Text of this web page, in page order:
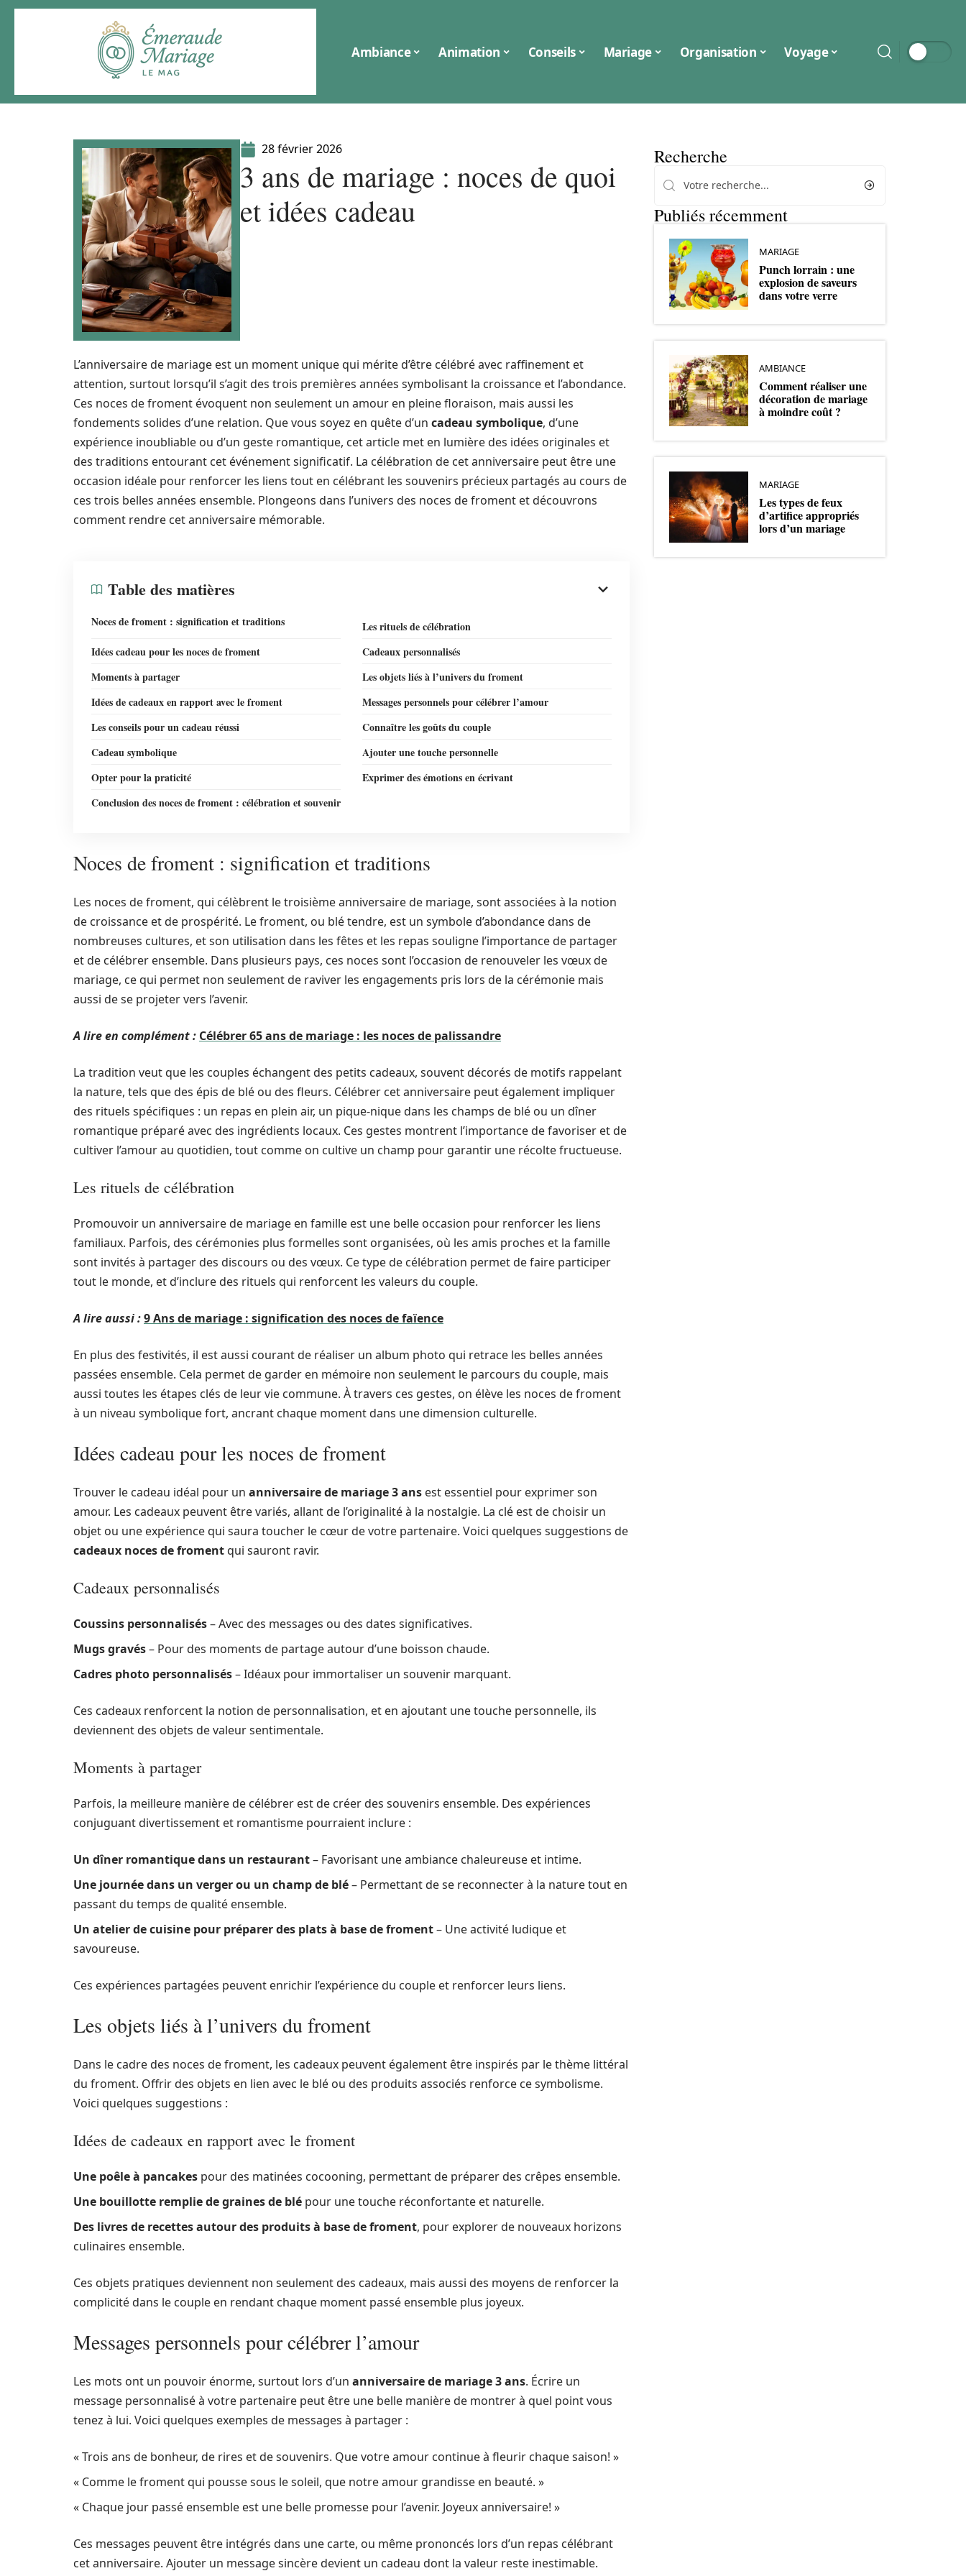
Ambiance Animation Conseils Mariage Organisation Voyage
28 février 2026
3 ans de mariage : noces de quoi
et idées cadeau
L’anniversaire de mariage est un moment unique qui mérite d’être célébré avec raffinement et
attention, surtout lorsqu’il s’agit des trois premières années symbolisant la croissance et l’abondance.
Ces noces de froment évoquent non seulement un amour en pleine floraison, mais aussi les
fondements solides d’une relation. Que vous soyez en quête d’un cadeau symbolique, d’une
expérience inoubliable ou d’un geste romantique, cet article met en lumière des idées originales et
des traditions entourant cet événement significatif. La célébration de cet anniversaire peut être une
occasion idéale pour renforcer les liens tout en célébrant les souvenirs précieux partagés au cours de
ces trois belles années ensemble. Plongeons dans l’univers des noces de froment et découvrons
comment rendre cet anniversaire mémorable.
Table des matières
Noces de froment : signification et traditions
Les rituels de célébration
Idées cadeau pour les noces de froment
Cadeaux personnalisés
Moments à partager
Les objets liés à l’univers du froment
Idées de cadeaux en rapport avec le froment
Messages personnels pour célébrer l’amour
Les conseils pour un cadeau réussi
Connaître les goûts du couple
Cadeau symbolique
Ajouter une touche personnelle
Opter pour la praticité
Exprimer des émotions en écrivant
Conclusion des noces de froment : célébration et souvenir
Noces de froment : signification et traditions
Les noces de froment, qui célèbrent le troisième anniversaire de mariage, sont associées à la notion
de croissance et de prospérité. Le froment, ou blé tendre, est un symbole d’abondance dans de
nombreuses cultures, et son utilisation dans les fêtes et les repas souligne l’importance de partager
et de célébrer ensemble. Dans plusieurs pays, ces noces sont l’occasion de renouveler les vœux de
mariage, ce qui permet non seulement de raviver les engagements pris lors de la cérémonie mais
aussi de se projeter vers l’avenir.
A lire en complément : Célébrer 65 ans de mariage : les noces de palissandre
La tradition veut que les couples échangent des petits cadeaux, souvent décorés de motifs rappelant
la nature, tels que des épis de blé ou des fleurs. Célébrer cet anniversaire peut également impliquer
des rituels spécifiques : un repas en plein air, un pique-nique dans les champs de blé ou un dîner
romantique préparé avec des ingrédients locaux. Ces gestes montrent l’importance de favoriser et de
cultiver l’amour au quotidien, tout comme on cultive un champ pour garantir une récolte fructueuse.
Les rituels de célébration
Promouvoir un anniversaire de mariage en famille est une belle occasion pour renforcer les liens
familiaux. Parfois, des cérémonies plus formelles sont organisées, où les amis proches et la famille
sont invités à partager des discours ou des vœux. Ce type de célébration permet de faire participer
tout le monde, et d’inclure des rituels qui renforcent les valeurs du couple.
A lire aussi :9 Ans de mariage : signification des noces de faïence
En plus des festivités, il est aussi courant de réaliser un album photo qui retrace les belles années
passées ensemble. Cela permet de garder en mémoire non seulement le parcours du couple, mais
aussi toutes les étapes clés de leur vie commune. À travers ces gestes, on élève les noces de froment
à un niveau symbolique fort, ancrant chaque moment dans une dimension culturelle.
Idées cadeau pour les noces de froment
Trouver le cadeau idéal pour un anniversaire de mariage 3 ans est essentiel pour exprimer son
amour. Les cadeaux peuvent être variés, allant de l’originalité à la nostalgie. La clé est de choisir un
objet ou une expérience qui saura toucher le cœur de votre partenaire. Voici quelques suggestions de
cadeaux noces de fromentqui sauront ravir.
Cadeaux personnalisés
Coussins personnalisés– Avec des messages ou des dates significatives.
Mugs gravés– Pour des moments de partage autour d’une boisson chaude.
Cadres photo personnalisés– Idéaux pour immortaliser un souvenir marquant.
Ces cadeaux renforcent la notion de personnalisation, et en ajoutant une touche personnelle, ils
deviennent des objets de valeur sentimentale.
Moments à partager
Parfois, la meilleure manière de célébrer est de créer des souvenirs ensemble. Des expériences
conjuguant divertissement et romantisme pourraient inclure :
Un dîner romantique dans un restaurant– Favorisant une ambiance chaleureuse et intime.
Une journée dans un verger ou un champ de blé– Permettant de se reconnecter à la nature tout en
passant du temps de qualité ensemble.
Un atelier de cuisine pour préparer des plats à base de froment– Une activité ludique et
savoureuse.
Ces expériences partagées peuvent enrichir l’expérience du couple et renforcer leurs liens.
Les objets liés à l’univers du froment
Dans le cadre des noces de froment, les cadeaux peuvent également être inspirés par le thème littéral
du froment. Offrir des objets en lien avec le blé ou des produits associés renforce ce symbolisme.
Voici quelques suggestions :
Idées de cadeaux en rapport avec le froment
Une poêle à pancakes pour des matinées cocooning, permettant de préparer des crêpes ensemble.
Une bouillotte remplie de graines de blé pour une touche réconfortante et naturelle.
Des livres de recettes autour des produits à base de froment, pour explorer de nouveaux horizons
culinaires ensemble.
Ces objets pratiques deviennent non seulement des cadeaux, mais aussi des moyens de renforcer la
complicité dans le couple en rendant chaque moment passé ensemble plus joyeux.
Messages personnels pour célébrer l’amour
Les mots ont un pouvoir énorme, surtout lors d’un anniversaire de mariage 3 ans. Écrire un
message personnalisé à votre partenaire peut être une belle manière de montrer à quel point vous
tenez à lui. Voici quelques exemples de messages à partager :
« Trois ans de bonheur, de rires et de souvenirs. Que votre amour continue à fleurir chaque saison! »
« Comme le froment qui pousse sous le soleil, que notre amour grandisse en beauté. »
« Chaque jour passé ensemble est une belle promesse pour l’avenir. Joyeux anniversaire! »
Ces messages peuvent être intégrés dans une carte, ou même prononcés lors d’un repas célébrant
cet anniversaire. Ajouter un message sincère devient un cadeau dont la valeur reste inestimable.
Recherche
Publiés récemment
MARIAGE
Punch lorrain : une
explosion de saveurs
dans votre verre
AMBIANCE
Comment réaliser une
décoration de mariage
à moindre coût ?
MARIAGE
Les types de feux
d’artifice appropriés
lors d’un mariage